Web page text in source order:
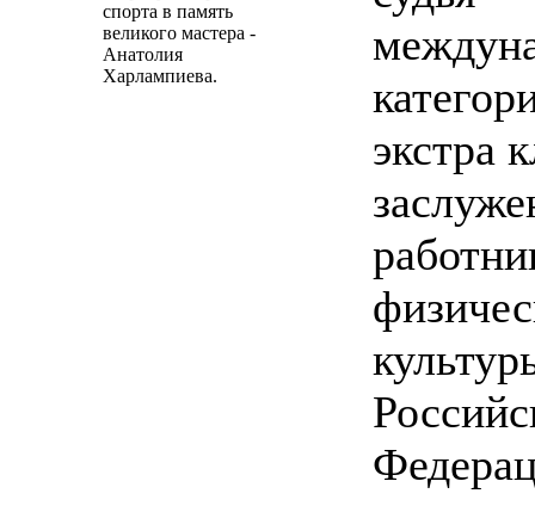
спорта в память
великого мастера -
Анатолия
Харлампиева.
экстра